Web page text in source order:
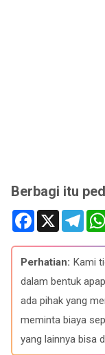
Berbagi itu
F
e
b
o
o
X
T
e
e
g
r
a
Perhatian: Kami
dalam bentuk
ada pihak yang
meminta biaya
yang lainnya bisa